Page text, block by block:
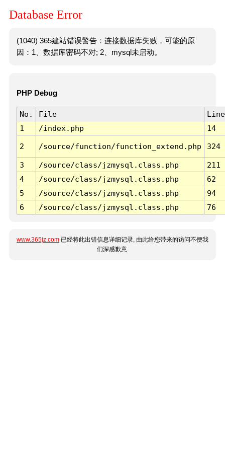
Database Error
(1040) 365建站错误警告：连接数据库失败，可能的原
因：1、数据库密码不对; 2、mysql未启动。
PHP Debug
No. File
Line
1
/index.php 14
2 /source/function/function_extend.php 324
3 /source/class/jzmysql.class.php
211
4
/source/class/jzmysql.class.php
62
5
/source/class/jzmysql.class.php
94
6
/source/class/jzmysql.class.php 76
www.365jz.com 已经将此出错信息详细记录, 由此给您带来的访问不便我
们深感歉意.